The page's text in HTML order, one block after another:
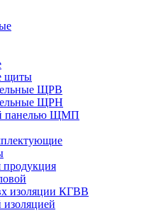
щиты
ЩРВ
ЩРН
панелью ЩМП
продукция
изоляции КГВВ
изоляцией